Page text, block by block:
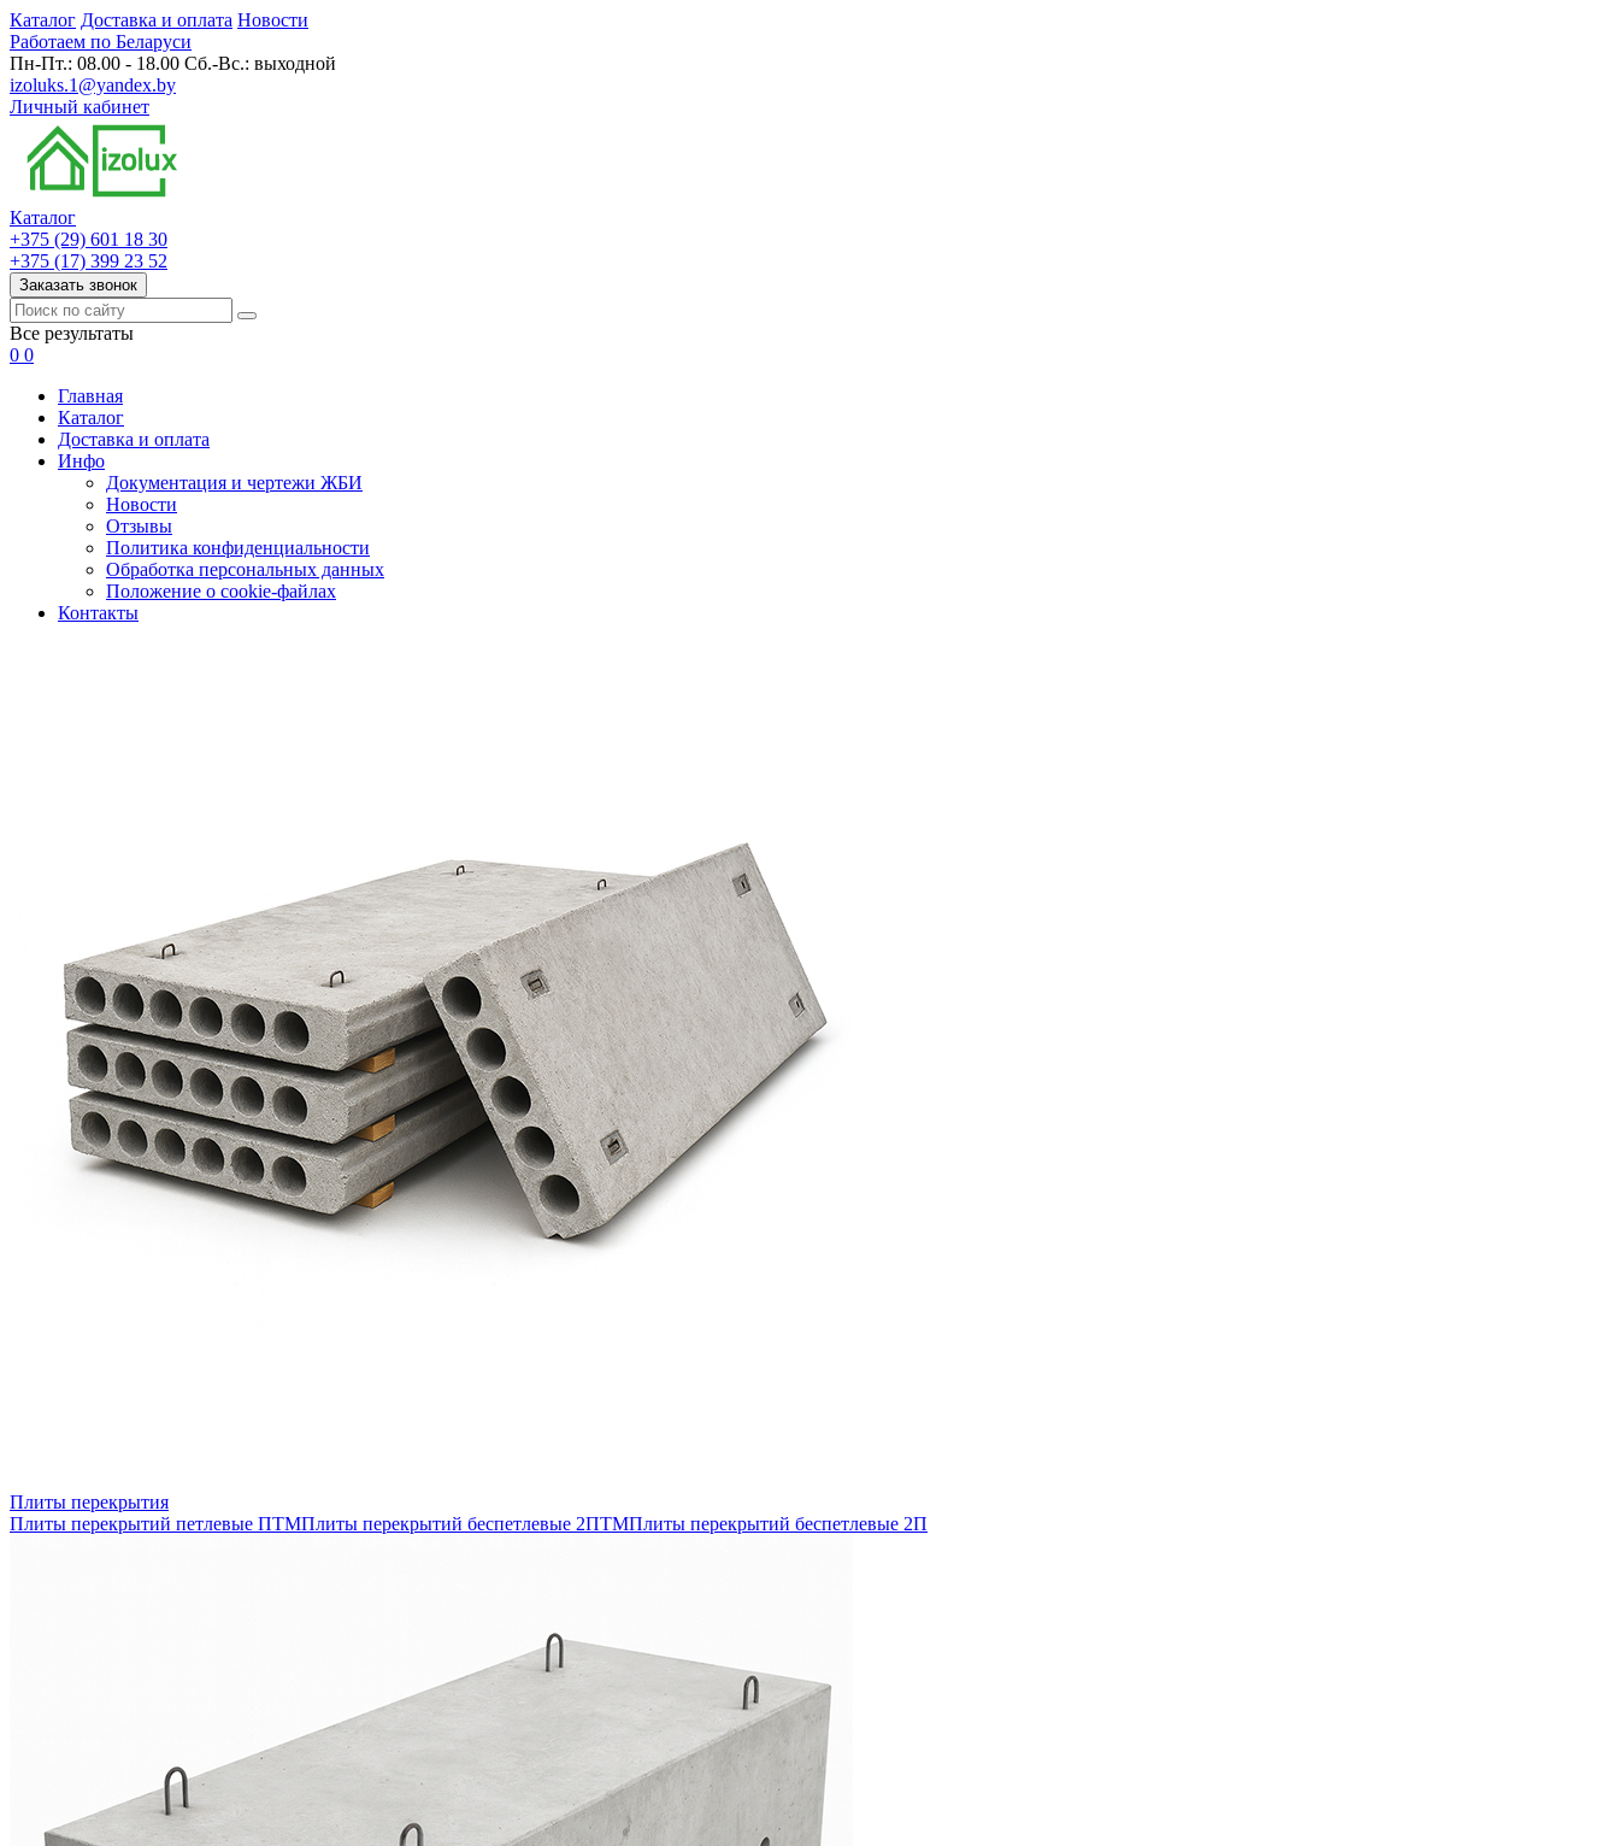
Каталог Доставка и оплата Новости
Работаем по Беларуси
Пн-Пт.: 08.00 - 18.00 Сб.-Вс.: выходной
izoluks.1@yandex.by
Личный кабинет
Каталог
+375 (29) 601 18 30
+375 (17) 399 23 52
Заказать звонок
Все результаты
0 0
Главная
Каталог
Доставка и оплата
Инфо
Документация и чертежи ЖБИ
Новости
Отзывы
Политика конфиденциальности
Обработка персональных данных
Положение о cookie-файлах
Контакты
Плиты перекрытия
Плиты перекрытий петлевые ПТМПлиты перекрытий беспетлевые 2ПТМПлиты перекрытий беспетлевые 2П